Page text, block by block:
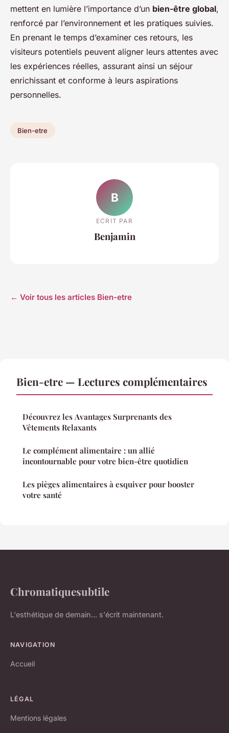
mettent en lumière l’importance d’un bien-être global,
renforcé par l’environnement et les pratiques suivies.
En prenant le temps d’examiner ces retours, les
visiteurs potentiels peuvent aligner leurs attentes avec
les expériences réelles, assurant ainsi un séjour
enrichissant et conforme à leurs aspirations
personnelles.
Bien-etre
B
ECRIT PAR
Benjamin
← Voir tous les articles Bien-etre
Bien-etre — Lectures complémentaires
Découvrez les Avantages Surprenants des
Vêtements Relaxants
Le complément alimentaire : un allié
incontournable pour votre bien-être quotidien
Les pièges alimentaires à esquiver pour booster
votre santé
Chromatiquesubtile
L'esthétique de demain... s'écrit maintenant.
NAVIGATION
Accueil
LÉGAL
Mentions légales